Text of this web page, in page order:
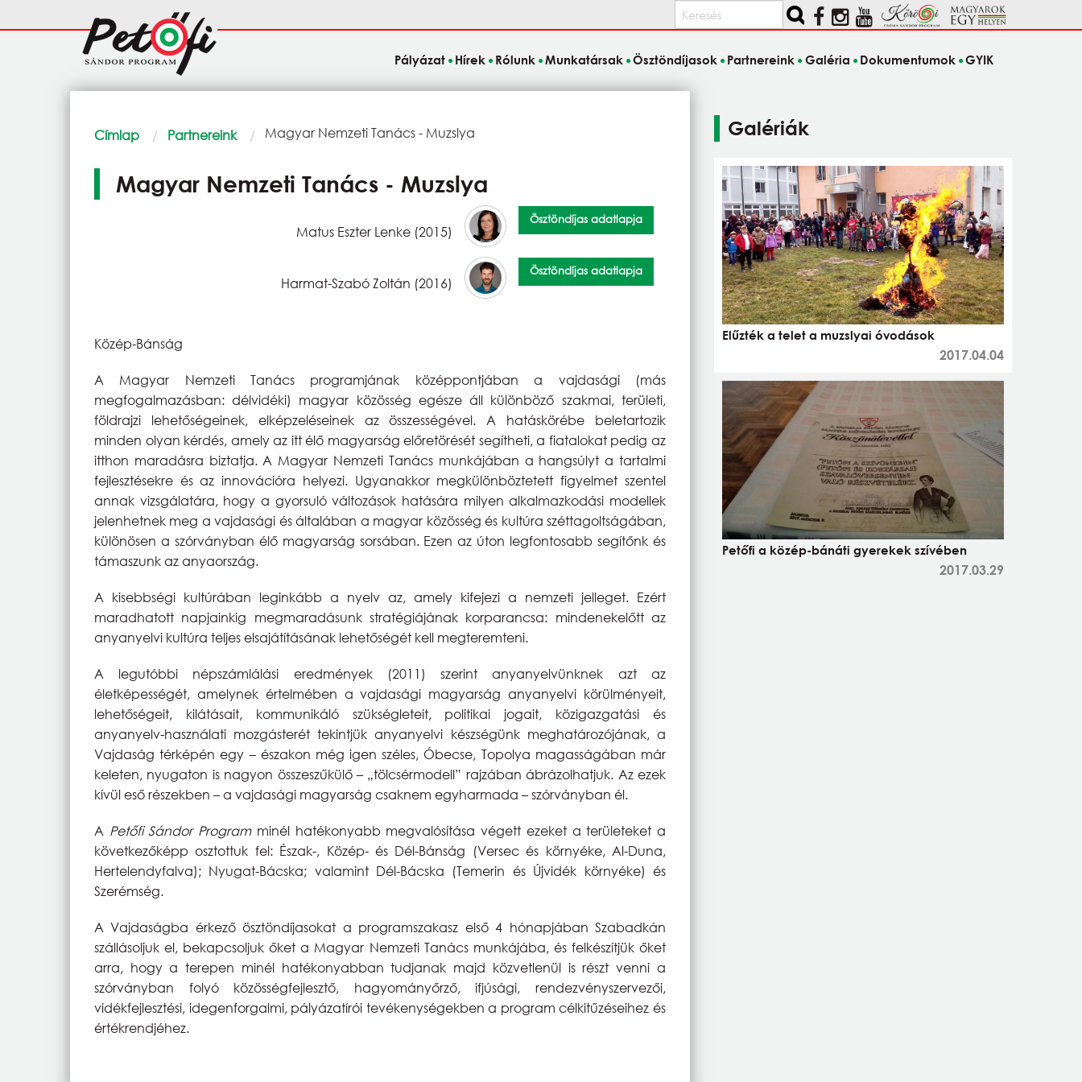
Keresés
Fő
navigáció
Pályázat Hírek Rólunk Munkatársak Ösztöndíjasok Partnereink Galéria Dokumentumok GYIK
Morzsa
Címlap Partnereink Current:
Magyar Nemzeti Tanács - Muzslya
Magyar Nemzeti Tanács - Muzslya
Matus Eszter Lenke (2015)
Ösztöndíjas adatlapja
Harmat-Szabó Zoltán (2016)
Ösztöndíjas adatlapja
Közép-Bánság
A Magyar Nemzeti Tanács programjának középpontjában a vajdasági (más
megfogalmazásban: délvidéki) magyar közösség egésze áll különböző szakmai, területi,
földrajzi lehetőségeinek, elképzeléseinek az összességével. A hatáskörébe beletartozik
minden olyan kérdés, amely az itt élő magyarság előretörését segítheti, a fiatalokat pedig az
itthon maradásra biztatja. A Magyar Nemzeti Tanács munkájában a hangsúlyt a tartalmi
fejlesztésekre és az innovációra helyezi. Ugyanakkor megkülönböztetett figyelmet szentel
annak vizsgálatára, hogy a gyorsuló változások hatására milyen alkalmazkodási modellek
jelenhetnek meg a vajdasági és általában a magyar közösség és kultúra széttagoltságában,
különösen a szórványban élő magyarság sorsában. Ezen az úton legfontosabb segítőnk és
támaszunk az anyaország.
A kisebbségi kultúrában leginkább a nyelv az, amely kifejezi a nemzeti jelleget. Ezért
maradhatott napjainkig megmaradásunk stratégiájának korparancsa: mindenekelőtt az
anyanyelvi kultúra teljes elsajátításának lehetőségét kell megteremteni.
A legutóbbi népszámlálási eredmények (2011) szerint anyanyelvünknek azt az
életképességét, amelynek értelmében a vajdasági magyarság anyanyelvi körülményeit,
lehetőségeit, kilátásait, kommunikáló szükségleteit, politikai jogait, közigazgatási és
anyanyelv-használati mozgásterét tekintjük anyanyelvi készségünk meghatározójának, a
Vajdaság térképén egy – északon még igen széles, Óbecse, Topolya magasságában már
keleten, nyugaton is nagyon összeszűkülő – „tölcsérmodell” rajzában ábrázolhatjuk. Az ezek
kívül eső részekben – a vajdasági magyarság csaknem egyharmada – szórványban él.
A Petőfi Sándor Programminél hatékonyabb megvalósítása végett ezeket a területeket a
következőképp osztottuk fel: Észak-, Közép- és Dél-Bánság (Versec és környéke, Al-Duna,
Hertelendyfalva); Nyugat-Bácska; valamint Dél-Bácska (Temerin és Újvidék környéke) és
Szerémség.
A Vajdaságba érkező ösztöndíjasokat a programszakasz első 4 hónapjában Szabadkán
szállásoljuk el, bekapcsoljuk őket a Magyar Nemzeti Tanács munkájába, és felkészítjük őket
arra, hogy a terepen minél hatékonyabban tudjanak majd közvetlenül is részt venni a
szórványban folyó közösségfejlesztő, hagyományőrző, ifjúsági, rendezvényszervezői,
vidékfejlesztési, idegenforgalmi, pályázatírói tevékenységekben a program célkitűzéseihez és
értékrendjéhez.
Galériák
Elűzték a telet a muzslyai óvodások
2017.04.04
Petőfi a közép-bánáti gyerekek szívében
2017.03.29